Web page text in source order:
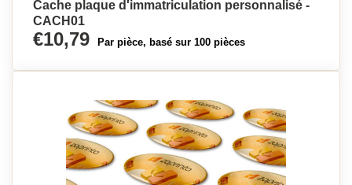
Cache plaque d'immatriculation personnalisé -
CACH01
€10,79 Par pièce, basé sur 100 pièces